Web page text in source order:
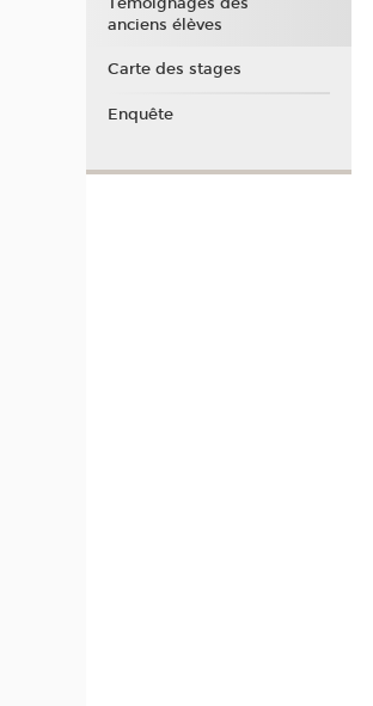
anciens élèves
Carte des stages
Enquête